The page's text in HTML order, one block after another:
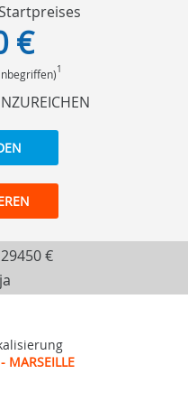
€
1
29450 €
MARSEILLE